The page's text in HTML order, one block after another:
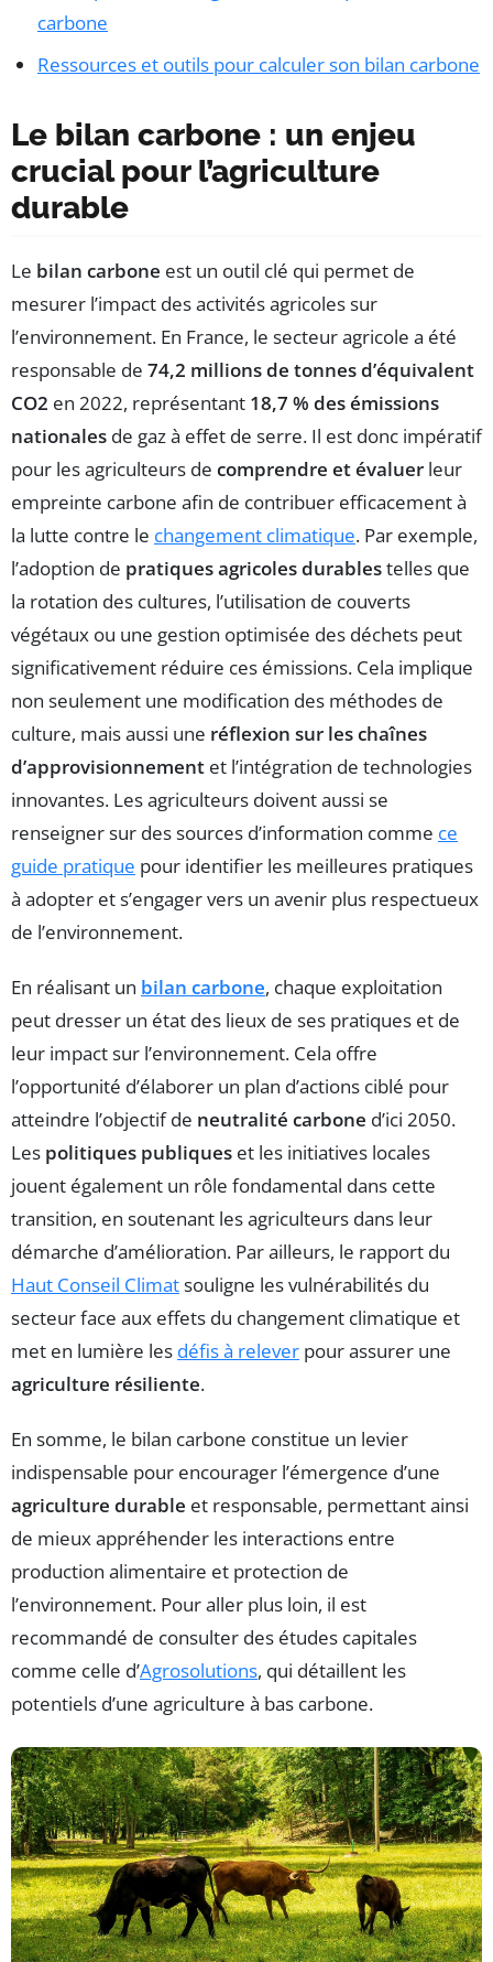
carbone
Ressources et outils pour calculer son bilan carbone
Le bilan carbone : un enjeu
crucial pour l’agriculture
durable
Le bilan carbone est un outil clé qui permet de
mesurer l’impact des activités agricoles sur
l’environnement. En France, le secteur agricole a été
responsable de 74,2 millions de tonnes d’équivalent
CO2 en 2022, représentant 18,7 % des émissions
nationales de gaz à effet de serre. Il est donc impératif
pour les agriculteurs de comprendre et évaluer leur
empreinte carbone afin de contribuer efficacement à
la lutte contre le changement climatique. Par exemple,
l’adoption de pratiques agricoles durablestelles que
la rotation des cultures, l’utilisation de couverts
végétaux ou une gestion optimisée des déchets peut
significativement réduire ces émissions. Cela implique
non seulement une modification des méthodes de
culture, mais aussi une réflexion sur les chaînes
d’approvisionnement et l’intégration de technologies
innovantes. Les agriculteurs doivent aussi se
renseigner sur des sources d’information comme ce
guide pratique pour identifier les meilleures pratiques
à adopter et s’engager vers un avenir plus respectueux
de l’environnement.
En réalisant un bilan carbone, chaque exploitation
peut dresser un état des lieux de ses pratiques et de
leur impact sur l’environnement. Cela offre
l’opportunité d’élaborer un plan d’actions ciblé pour
atteindre l’objectif de neutralité carbone d’ici 2050.
Les politiques publiques et les initiatives locales
jouent également un rôle fondamental dans cette
transition, en soutenant les agriculteurs dans leur
démarche d’amélioration. Par ailleurs, le rapport du
Haut Conseil Climatsouligne les vulnérabilités du
secteur face aux effets du changement climatique et
met en lumière les défis à relever pour assurer une
agriculture résiliente.
En somme, le bilan carbone constitue un levier
indispensable pour encourager l’émergence d’une
agriculture durable et responsable, permettant ainsi
de mieux appréhender les interactions entre
production alimentaire et protection de
l’environnement. Pour aller plus loin, il est
recommandé de consulter des études capitales
comme celle d’Agrosolutions, qui détaillent les
potentiels d’une agriculture à bas carbone.